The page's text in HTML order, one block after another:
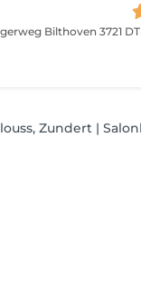
Bilthoven 3721 DT